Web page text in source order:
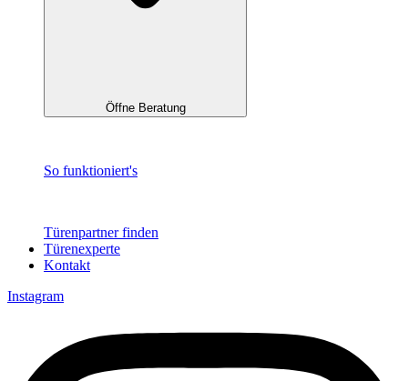
Öffne Beratung
So funktioniert's
Türenpartner finden
Türenexperte
Kontakt
Instagram